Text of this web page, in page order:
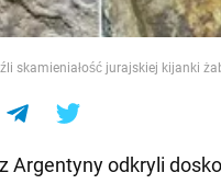
skamieniałość jurajskiej kijanki
Argentyny odkryli